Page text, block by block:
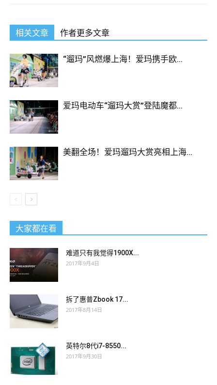
相关文章 作者更多文章
“遛玛”风燃爆上海！爱玛携手欧...
爱玛电动车“遛玛大赏”登陆魔都...
美翻全场！爱玛遛玛大赏亮相上海...
大家都在看
难道只有我觉得1900X...
2017年9月4日
拆了惠普Zbook 17...
2017年8月14日
英特尔8代i7-8550...
2017年9月30日